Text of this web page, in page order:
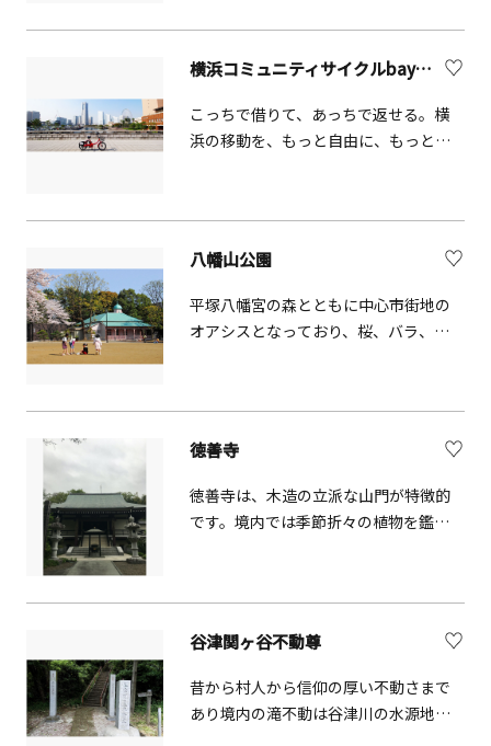
横浜コミュニティサイクルbaybike
こっちで借りて、あっちで返せる。横
浜の移動を、もっと自由に、もっと楽
場を借りる手間も省けます。ルールを
守って気軽にご利用ください。
八幡山公園
平塚八幡宮の森とともに中心市街地の
オアシスとなっており、桜、バラ、ア
塔や戦災復興事業完成記念碑、八幡山
の洋館があり、夜照明が入ると、公園全
体が夜の街に浮かび上がります。
徳善寺
徳善寺は、木造の立派な山門が特徴的
です。境内では季節折々の植物を鑑賞
谷津関ヶ谷不動尊
昔から村人から信仰の厚い不動さまで
あり境内の滝不動は谷津川の水源地と